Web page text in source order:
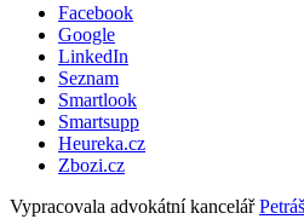
Facebook
Google
LinkedIn
Seznam
Smartlook
Smartsupp
Heureka.cz
Zbozi.cz
Vypracovala advokátní kancelář